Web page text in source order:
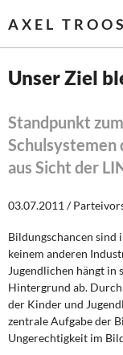
AXEL
Themen
Steuer- und
Öffentliche
Eurokrise und
Unser Ziel
Standpunkt
Schulsystemen
aus Sicht der
03.07.2011 /
Bildungschancen sind
keinem anderen
Jugendlichen hängt in
Hintergrund ab.
der Kinder und
zentrale Aufgabe der
Ungerechtigkeit im